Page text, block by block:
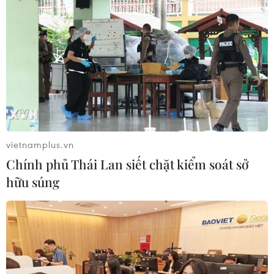
Thị trường vàng “án binh” chờ đợi số
liệu lạm phát của Mỹ
10/08/2026 09:16
Vietcombank Tower: Tiêu chuẩn ESG
và sức hút trung tâm tài chính
10/08/2026 07:47
AUD có thể tiến gần mức cao nhất
trong 3 thập kỷ so với đồng yen
10/08/2026 07:00
vietnamplus.vn
Chính phủ Thái Lan siết chặt kiểm soát sở
hữu súng